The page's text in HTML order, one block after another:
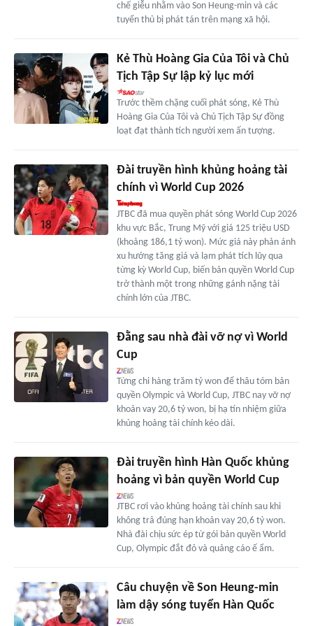
chế giễu nhằm vào Son Heung-min và các
tuyển thủ bị phát tán trên mạng xã hội.
Kẻ Thù Hoàng Gia Của Tôi và Chủ
Tịch Tập Sự lập kỷ lục mới
Trước thềm chặng cuối phát sóng, Kẻ Thù
Hoàng Gia Của Tôi và Chủ Tịch Tập Sự đồng
loạt đạt thành tích người xem ấn tượng.
Đài truyền hình khủng hoảng tài
chính vì World Cup 2026
JTBC đã mua quyền phát sóng World Cup 2026
khu vực Bắc, Trung Mỹ với giá 125 triệu USD
(khoảng 186,1 tỷ won). Mức giá này phản ánh
xu hướng tăng giá và lạm phát tích lũy qua
từng kỳ World Cup, biến bản quyền World Cup
trở thành một trong những gánh nặng tài
chính lớn của JTBC.
Đằng sau nhà đài vỡ nợ vì World
Cup
Từng chi hàng trăm tỷ won để thâu tóm bản
quyền Olympic và World Cup, JTBC nay vỡ nợ
khoản vay 20,6 tỷ won, bị hạ tín nhiệm giữa
khủng hoảng tài chính kéo dài.
Đài truyền hình Hàn Quốc khủng
hoảng vì bản quyền World Cup
JTBC rơi vào khủng hoảng tài chính sau khi
không trả đúng hạn khoản vay 20,6 tỷ won.
Nhà đài chịu sức ép từ gói bản quyền World
Cup, Olympic đắt đỏ và quảng cáo ế ẩm.
Câu chuyện về Son Heung-min
làm dậy sóng tuyển Hàn Quốc